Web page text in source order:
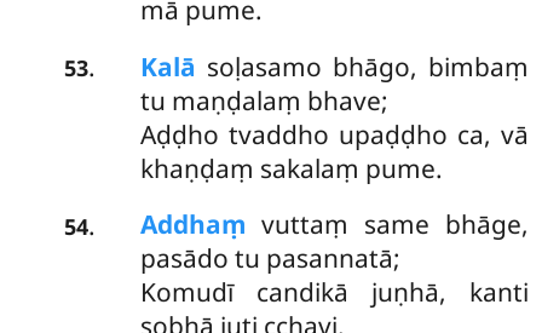
mā pume.
53. Kalā soḷasamo bhāgo, bimbaṃ
tu maṇḍalaṃ bhave;
Aḍḍho tvaddho upaḍḍho ca, vā
khaṇḍaṃ sakalaṃ pume.
54. Addhaṃ vuttaṃ same bhāge,
pasādo tu pasannatā;
Komudī candikā juṇhā, kanti
sobhā juti cchavi.